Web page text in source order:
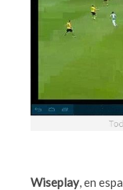
Wiseplay , en